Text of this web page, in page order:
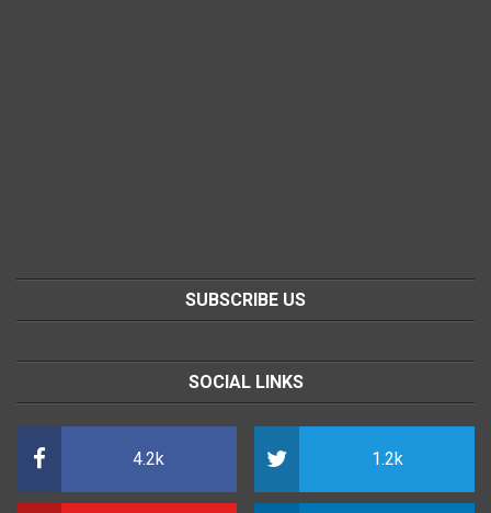
SUBSCRIBE US
SOCIAL LINKS
4.2k 1.2k